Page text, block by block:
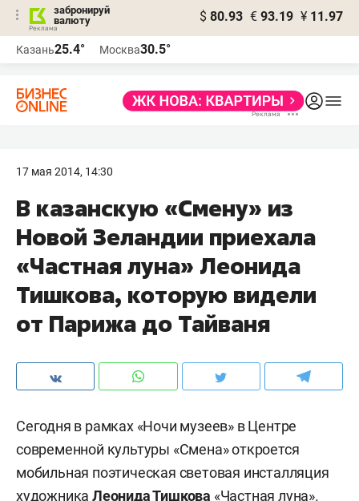
забронируй
валюту
$ 80.93 € 93.19 ¥ 11.97
Казань25.4° Москва30.5°
17 мая 2014, 14:30
В казанскую «Смену» из
Новой Зеландии приехала
«Частная луна» Леонида
Тишкова, которую видели
от Парижа до Тайваня
Сегодня в рамках «Ночи музеев» в Центре
современной культуры «Смена» откроется
мобильная поэтическая световая инсталляция
художникаЛеонида Тишкова «Частная луна».